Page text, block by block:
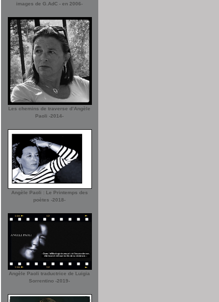
images de G.AdC - en 2006-
Les chemins de traverse d’Angèle
Paoli -2014-
Angèle Paoli : Le Printemps des
poètes -2018-
Angèle Paoli traductrice de Luigia
Sorrentino -2019-